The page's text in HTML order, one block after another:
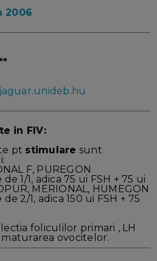
2006
in FIV:
pt stimulare sunt
F, PUREGON
1/1, adica 75 ui FSH + 75 ui
MERIONAL, HUMEGON
2/1, adica 150 ui FSH + 75
foliculilor primari , LH
ovocitelor.